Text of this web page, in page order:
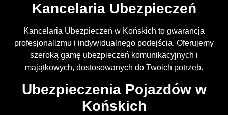
Kancelaria Ubezpieczeń
Kancelaria Ubezpieczeń w Końskich to gwarancja
profesjonalizmu i indywidualnego podejścia. Oferujemy
szeroką gamę ubezpieczeń komunikacyjnych i
majątkowych, dostosowanych do Twoich potrzeb.
Ubezpieczenia Pojazdów w
Końskich